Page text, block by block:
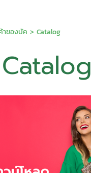
าของบัค > Catalog
Catalog